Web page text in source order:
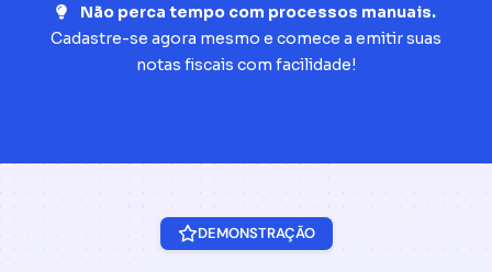
Não perca tempo com processos manuais.
Cadastre-se agora mesmo e comece a emitir suas
notas fiscais com facilidade!
DEMONSTRAÇÃO